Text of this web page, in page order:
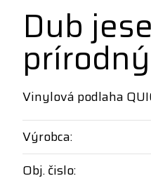
Dub
Vinylová podlaha
Výrobca:
Obj. čislo: